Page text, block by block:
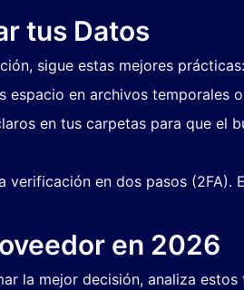
tus Datos
sigue estas mejores prácticas:
espacio en archivos temporales
en tus carpetas para que el
verificación en dos pasos (2FA).
en 2026
la mejor decisión, analiza